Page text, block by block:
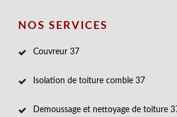
NOS SERVICES
Couvreur 37
Isolation de toiture comble 37
Demoussage et nettoyage de toiture